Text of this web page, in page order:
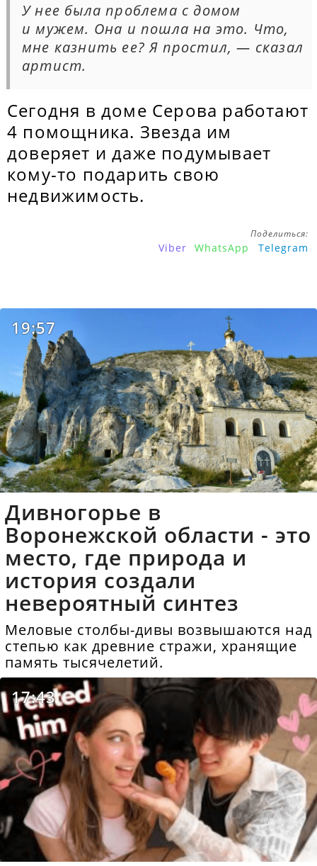
У нее была проблема с домом
и мужем. Она и пошла на это. Что,
мне казнить ее? Я простил,— сказал
артист.
Сегодня в доме Серова работают
4 помощника. Звезда им
доверяет и даже подумывает
кому-то подарить свою
недвижимость.
Поделиться:
Viber WhatsApp Telegram
19:57
Дивногорье в
Воронежской области - это
место, где природа и
история создали
невероятный синтез
Меловые столбы-дивы возвышаются над
степью как древние стражи, хранящие
память тысячелетий.
17:43